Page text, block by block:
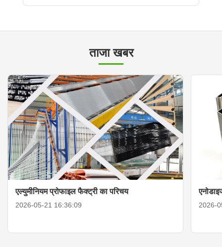
ताजा खबर
एल्युमीनियम प्रोफाइल फैक्ट्री का परिचय
2026-05-21 16:36:09 2026-